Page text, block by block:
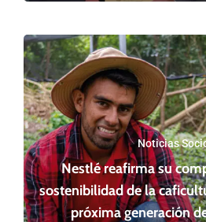
Noticias
Nestlé reafirma su
sostenibilidad de la
próxima generación